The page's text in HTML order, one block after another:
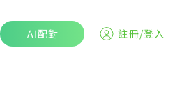
AI配對 註冊/登入